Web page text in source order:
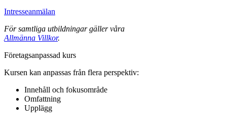
Intresseanmälan
För samtliga utbildningar gäller våra
Allmänna Villkor.
Fö­re­tags­an­pas­sad kurs
Kursen kan anpassas från flera perspektiv:
Innehåll och fokusområde
Omfattning
Upplägg